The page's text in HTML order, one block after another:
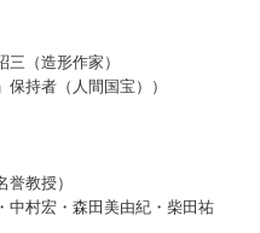
（造形作家）
持者（人間国宝））
教授）
中村宏・森田美由紀・柴田祐